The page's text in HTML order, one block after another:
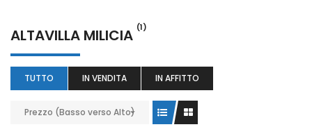
ALTAVILLA MILICIA (1)
TUTTO IN VENDITA IN AFFITTO
Prezzo (Basso verso Alto)